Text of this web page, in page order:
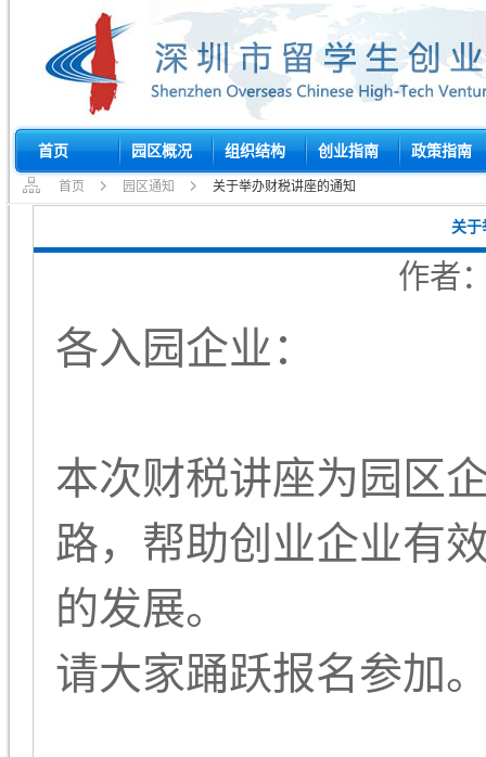
首页 园区概况 组织结构 创业指南 政策指南
首页 园区通知 关于举办财税讲座的通知
关于
作
各入园企业：
本次财税讲座为园区
路，帮助创业企业有
的发展。
请大家踊跃报名参加